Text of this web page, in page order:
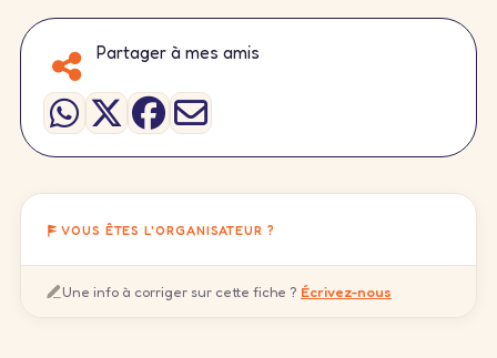
Partager à mes amis
VOUS ÊTES L'ORGANISATEUR ?
Une info à corriger sur cette fiche ? Écrivez-nous